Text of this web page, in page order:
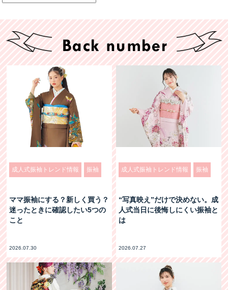
成人式振袖トレンド情報 振袖
ママ振袖にする？新しく買う？
迷ったときに確認したい5つの
こと
2026.07.30
成人式振袖トレンド情報 振袖
“写真映え”だけで決めない。成
人式当日に後悔しにくい振袖と
は
2026.07.27